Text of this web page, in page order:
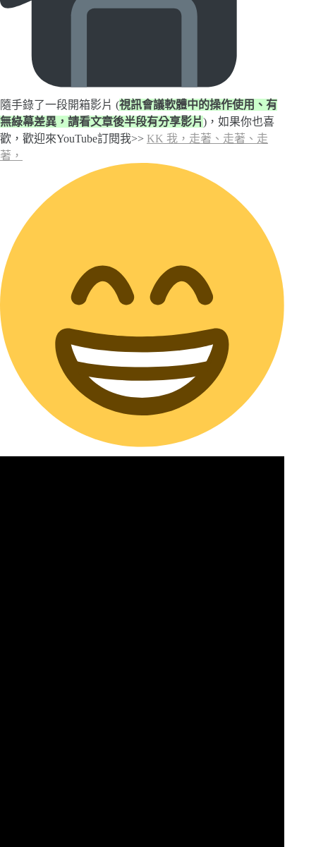
隨手錄了一段開箱影片 (視訊會議軟體中的操作使用、有
無綠幕差異，請看文章後半段有分享影片)，如果你也喜
歡，歡迎來YouTube訂閱我>> KK 我，走著、走著、走
著，